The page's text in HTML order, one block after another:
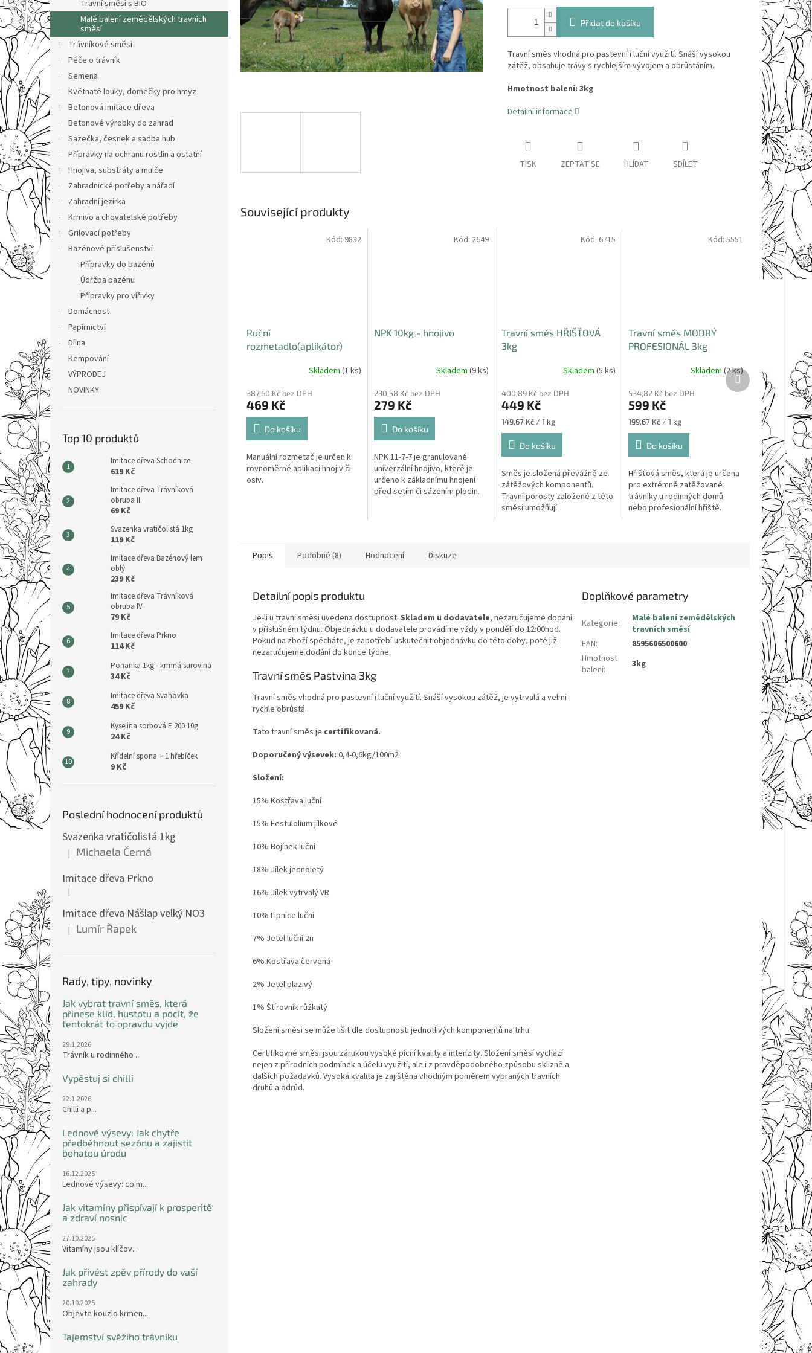
n
e
l
Travní směsi s BIO
Malé balení zemědělských travních
směsí
Trávníkové směsi
Péče o trávník
Semena
Květnaté louky, domečky pro hmyz
Betonová imitace dřeva
Betonové výrobky do zahrad
Sazečka, česnek a sadba hub
Přípravky na ochranu rostlin a ostatní
Hnojiva, substráty a mulče
Zahradnické potřeby a nářadí
Zahradní jezírka
Krmivo a chovatelské potřeby
Grilovací potřeby
Bazénové příslušenství
Přípravky do bazénů
Údržba bazénu
Přípravky pro vířivky
Domácnost
Papírnictví
Dílna
Kempování
VÝPRODEJ
NOVINKY
Top 10 produktů
Imitace dřeva Schodnice
619 Kč
Imitace dřeva Trávníková
obruba II.
69 Kč
Svazenka vratičolistá 1kg
119 Kč
Imitace dřeva Bazénový lem
oblý
239 Kč
Imitace dřeva Trávníková
obruba IV.
79 Kč
Imitace dřeva Prkno
114 Kč
Pohanka 1kg - krmná surovina
34 Kč
Imitace dřeva Svahovka
459 Kč
Kyselina sorbová E 200 10g
24 Kč
Křídelní spona + 1 hřebíček
9 Kč
Poslední hodnocení produktů
Svazenka vratičolistá 1kg
Hodnocení produktu je 5 z 5 hvězdiček.
| Michaela Černá
Imitace dřeva Prkno
Hodnocení produktu je 5 z 5 hvězdiček.
|
Imitace dřeva Nášlap velký NO3
Hodnocení produktu je 5 z 5 hvězdiček.
| Lumír Řapek
Rady, tipy, novinky
Jak vybrat travní směs, která
přinese klid, hustotu a pocit, že
tentokrát to opravdu vyjde
29.1.2026
Trávník u rodinného ...
Vypěstuj si chilli
22.1.2026
Chilli a p...
Lednové výsevy: Jak chytře
předběhnout sezónu a zajistit
bohatou úrodu
16.12.2025
Lednové výsevy: co m...
Jak vitamíny přispívají k prosperitě
a zdraví nosnic
27.10.2025
Vitamíny jsou klíčov...
Jak přivést zpěv přírody do vaší
zahrady
20.10.2025
Objevte kouzlo krmen...
Tajemství svěžího trávníku
Přidat do košíku
Travní směs vhodná pro pastevní i luční využití. Snáší vysokou
zátěž, obsahuje trávy s rychlejším vývojem a obrůstáním.
Hmotnost balení: 3kg
Detailní informace
TISK ZEPTAT SE HLÍDAT SDÍLET
Související produkty
Ruční
rozmetadlo(aplikátor)
Skladem (1 ks)
387,60 Kč bez DPH
469 Kč
Do košíku
Manuální rozmetač je určen k
rovnoměrné aplikaci hnojiv či
osiv.
Kód: 9832
NPK 10kg - hnojivo
Skladem (9 ks)
230,58 Kč bez DPH
279 Kč
Do košíku
NPK 11-7-7 je granulované
univerzální hnojivo, které je
určeno k základnímu hnojení
před setím či sázením plodin.
Kód: 2649
Travní směs HŘIŠŤOVÁ
3kg
Skladem(5 ks)
400,89 Kč bez DPH
449 Kč
Měrná
cena:
149,67 Kč / 1 kg
Do košíku
Směs je složená převážně ze
zátěžových komponentů.
Travní porosty založené z této
směsi umožňují
Kód: 6715
Travní směs MODRÝ
PROFESIONÁL 3kg
Skladem (2 ks)
534,82 Kč bez DPH
599 Kč
Měrná
cena:
199,67 Kč / 1 kg
Do košíku
Hřišťová směs, která je určena
pro extrémně zatěžované
trávníky u rodinných domů
nebo profesionální hřiště.
Kód: 5551
Další
produkt
Popis Podobné (8) Hodnocení Diskuze
Detailní popis produktu
Je-li u travní směsi uvedena dostupnost: Skladem u dodavatele, nezaručujeme dodání
v příslušném týdnu. Objednávku u dodavatele provádíme vždy v pondělí do 12:00hod.
Pokud na zboží spěcháte, je zapotřebí uskutečnit objednávku do této doby, poté již
nezaručujeme dodání do konce týdne.
Travní směs Pastvina 3kg
Travní směs vhodná pro pastevní i luční využití. Snáší vysokou zátěž, je vytrvalá a velmi
rychle obrůstá.
Tato travní směs je certifikovaná.
Doporučený výsevek: 0,4-0,6kg/100m2
Složení:
15% Kostřava luční
15% Festulolium jílkové
10% Bojínek luční
18% Jílek jednoletý
16% Jílek vytrvalý VR
10% Lipnice luční
7% Jetel luční 2n
6% Kostřava červená
2% Jetel plazivý
1% Štírovník růžkatý
Složení směsi se může lišit dle dostupnosti jednotlivých komponentů na trhu.
Certifikovné směsi jsou zárukou vysoké pícní kvality a intenzity. Složení směsí vychází
nejen z přírodních podmínek a účelu využití, ale i z pravděpodobného způsobu sklizně a
dalších požadavků. Vysoká kvalita je zajištěna vhodným poměrem vybraných travních
druhů a odrůd.
Doplňkové parametry
Kategorie:
Malé balení zemědělských
travních směsí
EAN:
8595606500600
Hmotnost
balení: 3kg